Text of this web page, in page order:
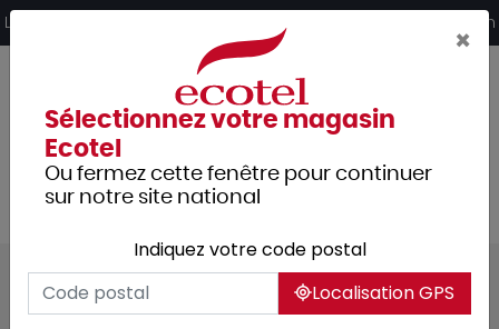
Livraison offerte dès 249€ HT d’achat et retrait 2h en magasin
Tous les produits
Arts de la table
Vaisselle
Assiettes & services
×
Sélectionnez votre magasin
Ecotel
Ou fermez cette fenêtre pour continuer
sur notre site national
Indiquez votre code postal
Localisation GPS
Panneau de gestion des cookies